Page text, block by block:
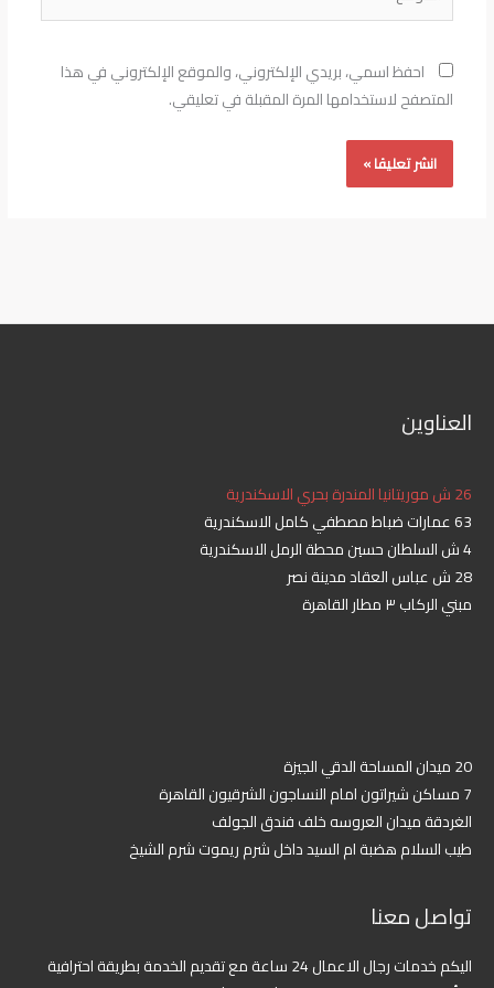
احفظ اسمي، بريدي الإلكتروني، والموقع الإلكتروني في هذا
المتصفح لاستخدامها المرة المقبلة في تعليقي.
العناوين
26 ش موريتانيا المندرة بحري الاسكندرية
63 عمارات ضباط مصطفي كامل الاسكندرية
4 ش السلطان حسين محطة الرمل الاسكندرية
28 ش عباس العقاد مدينة نصر
مبني الركاب ٣ مطار القاهرة
20 ميدان المساحة الدقي الجيزة
7 مساكن شيراتون امام النساجون الشرقيون القاهرة
الغردقة ميدان العروسه خلف فندق الجولف
طيب السلام هضبة ام السيد داخل شرم ريموت شرم الشيخ
تواصل معنا
اليكم خدمات رجال الاعمال 24 ساعة مع تقديم الخدمة بطريقة احترافية